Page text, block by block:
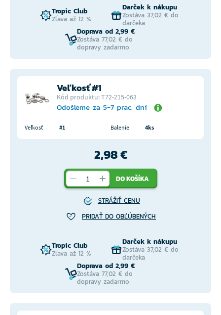
Tropic Club
Zľava až 12 %
Darček k nákupu
Zostáva 37,02 € do
darčeka
Doprava od 2,99 €
Zostáva 77,02 € do
dopravy zadarmo
Veľkosť #1
Kód produktu: T72-215-063
Odošleme za 5-7 prac. dní
Veľkosť #1 Balenie 4ks
2,98 €
DO KOŠÍKA
STRÁŽIŤ CENU
PRIDAŤ DO OBĽÚBENÝCH
Tropic Club
Zľava až 12 %
Darček k nákupu
Zostáva 37,02 € do
darčeka
Doprava od 2,99 €
Zostáva 77,02 € do
dopravy zadarmo